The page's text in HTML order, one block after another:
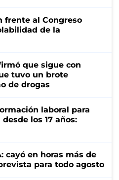
frente al Congreso
de la
que sigue con
tuvo un brote
de drogas
laboral para
los 17 años:
cayó en horas más de
para todo agosto